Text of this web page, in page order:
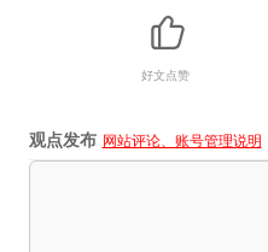
好文点赞
观点发布 网站评论、账号管理说明